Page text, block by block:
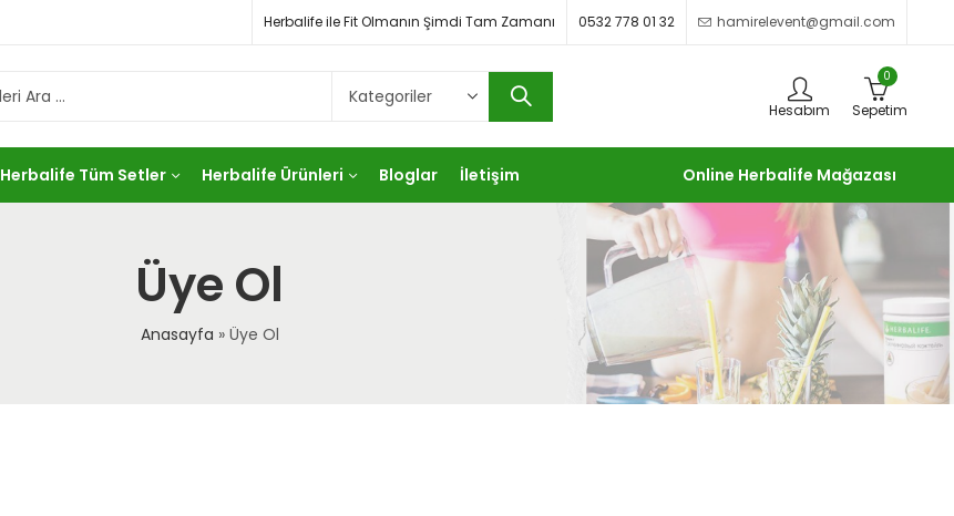
Herbalife ile Fit Olmanın Şimdi Tam Zamanı 0532 778 01 32 hamirelevent@gmail.com
Hesabım
0
Sepetim
Herbalife Tüm Setler Herbalife Ürünleri Bloglar İletişim Online Herbalife Mağazası
Üye Ol
Anasayfa » Üye Ol